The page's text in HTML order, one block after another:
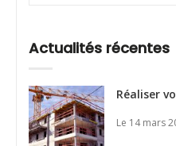
Actualités récentes
Réaliser
Le 14 mars